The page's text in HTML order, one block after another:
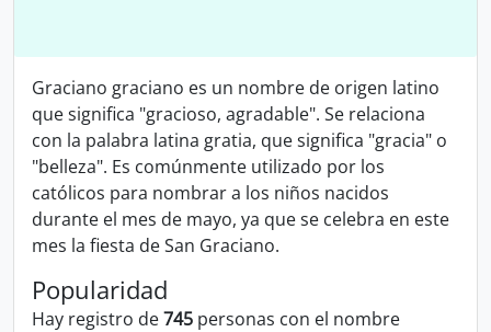
Graciano graciano es un nombre de origen latino
que significa "gracioso, agradable". Se relaciona
con la palabra latina gratia, que significa "gracia" o
"belleza". Es comúnmente utilizado por los
católicos para nombrar a los niños nacidos
durante el mes de mayo, ya que se celebra en este
mes la fiesta de San Graciano.
Popularidad
Hay registro de745 personas con el nombre